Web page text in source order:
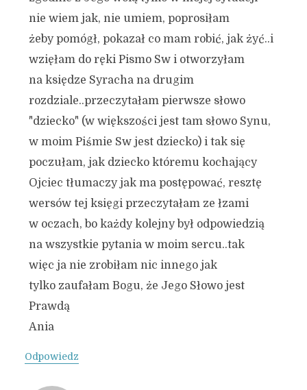
nie wiem jak, nie umiem, poprosiłam
żeby pomógł, pokazał co mam robić, jak żyć..i
wzięłam do ręki Pismo Sw i otworzyłam
na księdze Syracha na drugim
rozdziale..przeczytałam pierwsze słowo
"dziecko" (w większości jest tam słowo Synu,
w moim Piśmie Sw jest dziecko) i tak się
poczułam, jak dziecko któremu kochający
Ojciec tłumaczy jak ma postępować, resztę
wersów tej księgi przeczytałam ze łzami
w oczach, bo każdy kolejny był odpowiedzią
na wszystkie pytania w moim sercu..tak
więc ja nie zrobiłam nic innego jak
tylko zaufałam Bogu, że Jego Słowo jest
Prawdą
Ania
Odpowiedz